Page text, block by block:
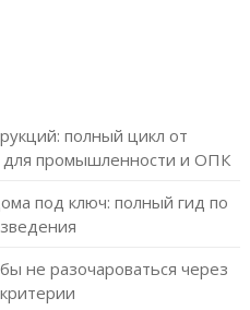
полный цикл от
для промышленности и ОПК
под ключ: полный гид по
не разочароваться через